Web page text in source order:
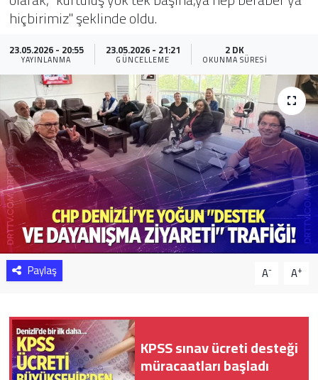
hiçbirimiz" şeklinde oldu.
23.05.2026 - 20:55
YAYINLANMA
23.05.2026 - 21:21
GÜNCELLEME
2 DK
OKUNMA SÜRESI
Paylaş A- A+
KPSS sınav ücreti desteği
müracaatları başladı
Yazarlar
Resmi İlan
Resmi Reklam